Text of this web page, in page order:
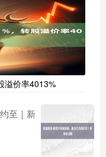
溢价率4013%
至｜新